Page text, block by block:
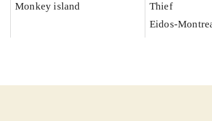
Monkey island
Thief
Eidos-